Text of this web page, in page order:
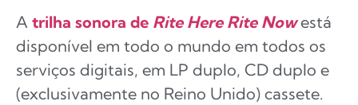
A trilha sonora de Rite Here Rite Nowestá
disponível em todo o mundo em todos os
serviços digitais, em LP duplo, CD duplo e
(exclusivamente no Reino Unido) cassete.